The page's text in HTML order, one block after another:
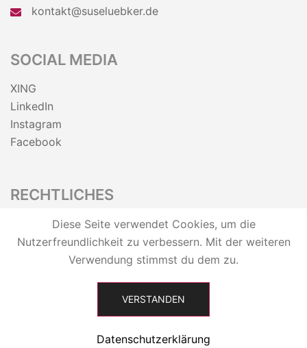
kontakt@suseluebker.de
SOCIAL MEDIA
XING
LinkedIn
Instagram
Facebook
RECHTLICHES
Datenschutz
Impressum
© 2026 Suse Lübker. Stolz präsentiert von
Diese Seite verwendet Cookies, um die
Nutzerfreundlichkeit zu verbessern. Mit der weiteren
Verwendung stimmst du dem zu.
VERSTANDEN
Datenschutzerklärung